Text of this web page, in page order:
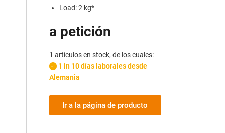
Load: 2 kg*
a petición
1 artículos en stock, de los cuales:
1 in 10 días laborales desde
Alemania
Ir a la página de producto